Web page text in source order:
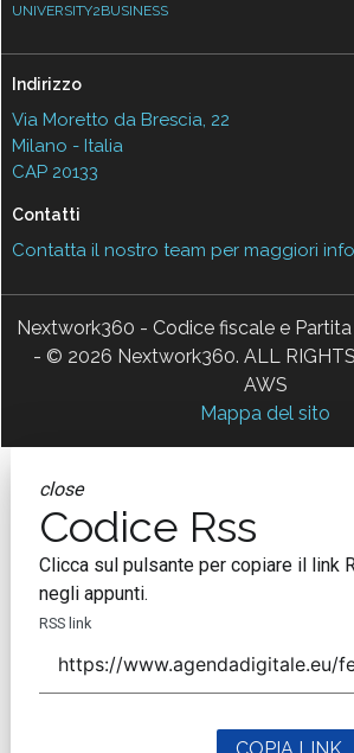
UNIVERSITY2BUSINESS
Indirizzo
Via Moretto da Brescia, 22
Milano - Italia
CAP 20133
Contatti
Contatta il nostro team per maggiori
Nextwork360 - Codice fiscale e
- © 2026 Nextwork360. ALL RIGHTS
AWS
Mappa del sito
close
Codice Rss
Clicca sul pulsante per copiare il link
negli appunti.
RSS link
COPIA LINK